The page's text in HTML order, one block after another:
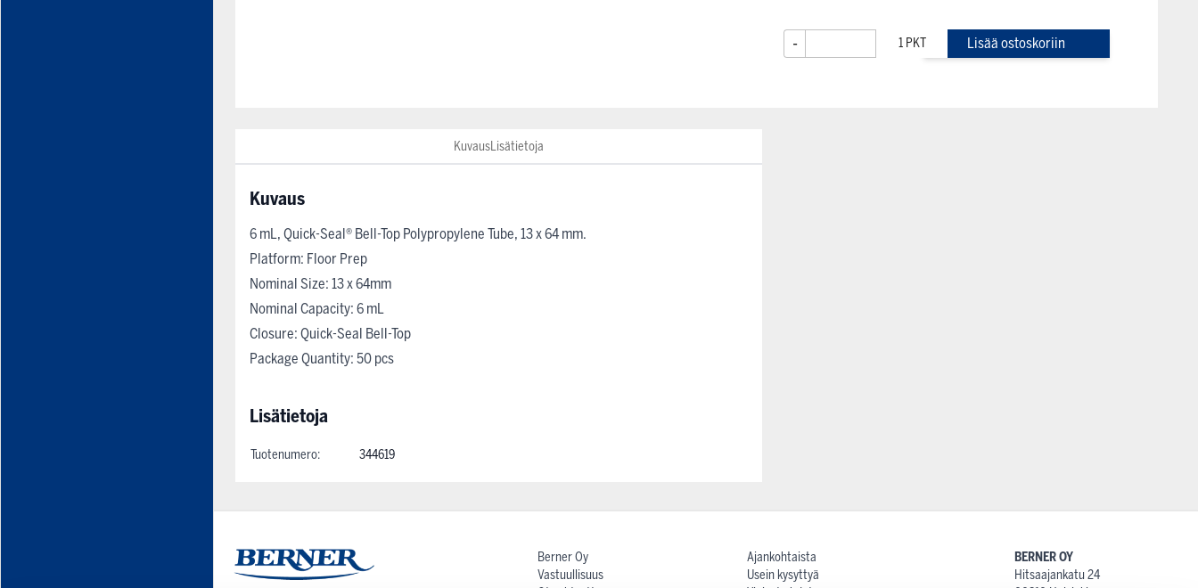
- Lisää ostoskoriin
KuvausLisätietoja
Kuvaus
6 mL, Quick-Seal® Bell-Top Polypropylene Tube, 13 x 64 mm.
Platform: Floor Prep
Nominal Size: 13 x 64mm
Nominal Capacity: 6 mL
Closure: Quick-Seal Bell-Top
Package Quantity: 50 pcs
Lisätietoja
Tuotenumero: 344619
Berner Oy
Vastuullisuus
Ajankohtaista
Usein kysyttyä
BERNER OY
Hitsaajankatu 24